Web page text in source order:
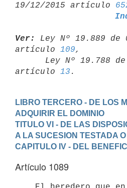
19/12/2015 artículo
Ver:
Ley Nº 19.889 de
artículo 109,
artículo 13
LIBRO TERCERO - DE LOS
ADQUIRIR EL DOMINIO
TITULO VI - DE LAS
A LA SUCESION TESTADA
CAPITULO IV - DEL
Artículo 1089